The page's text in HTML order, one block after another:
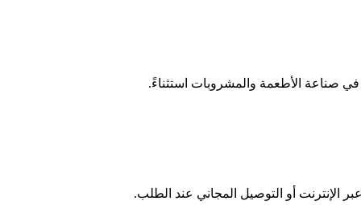
صناعة الأطعمة والمشروبات استثناءً.
أو التوصيل المجاني عند الطلب.